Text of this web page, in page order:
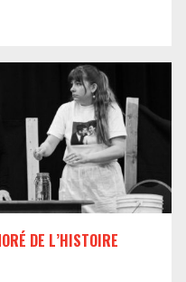
DE L’HISTOIRE